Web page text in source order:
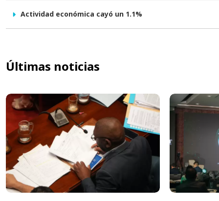
Actividad económica cayó un 1.1%
Últimas noticias